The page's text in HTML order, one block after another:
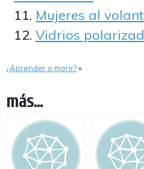
Mujeres al
Vidrios
¿Aprender o morir?»
más...